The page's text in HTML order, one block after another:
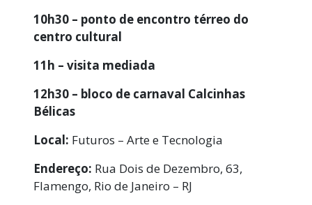
10h30 – ponto de encontro térreo do
centro cultural
11h – visita mediada
12h30 – bloco de carnaval Calcinhas
Bélicas
Local: Futuros – Arte e Tecnologia
Endereço: Rua Dois de Dezembro, 63,
Flamengo, Rio de Janeiro – RJ